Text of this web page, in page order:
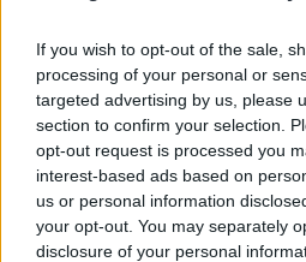
If you wish to opt-out of the sale,
processing of your personal or
targeted advertising by us, please
section to confirm your selection.
opt-out request is processed you
interest-based ads based on
us or personal information
your opt-out. You may separately
disclosure of your personal
Τί πρέπει να προσέχουμε με το
παραλία
Πώς η Νότια Κορέα έκανε την
εχθρός των εργαζομένων
Copernicus: Ο θερμότερος
καταγραφεί στα χρονικά στη